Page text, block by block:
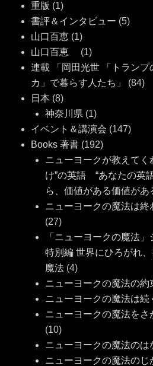
重版 (1)
書評＆インタビュー (5)
山口百恵 (1)
山口百恵
(1)
連載 「岡田光世 「トランプ
カ」で暮らす人たち」
(84)
日本 (8)
神奈川県 (1)
イベント＆講演会 (147)
Books 著書 (192)
ニューヨークが教えてく
け”の英語 “あなたの英
ら、価値がある価値があ
ニューヨークの魔法は終
(27)
「ニューヨークの魔法
特別編 世界にひろがれ
魔法 (4)
ニューヨークの魔法の約
ニューヨークの魔法は続
ニューヨークの魔法をさ
(10)
ニューヨークの魔法のは
ニューヨークの魔法のじ